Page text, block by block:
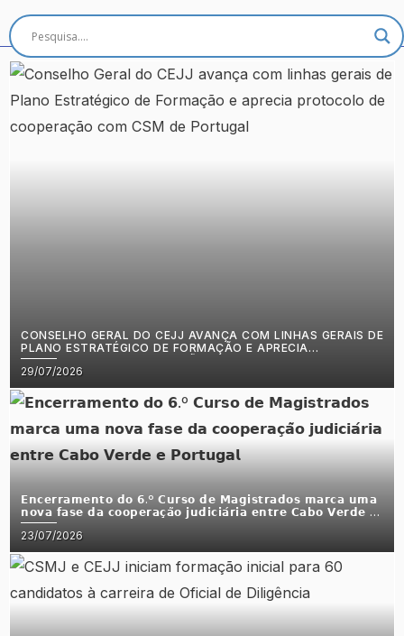
CONSELHO GERAL DO CEJJ AVANÇA COM LINHAS GERAIS DE
PLANO ESTRATÉGICO DE FORMAÇÃO E APRECIA
PROTOCOLO DE COOPERAÇÃO COM CSM DE PORTUGAL
Posted
on
29/07/2026
𝗘𝗻𝗰𝗲𝗿𝗿𝗮𝗺𝗲𝗻𝘁𝗼 𝗱𝗼 𝟲.º 𝗖𝘂𝗿𝘀𝗼 𝗱𝗲 𝗠𝗮𝗴𝗶𝘀𝘁𝗿𝗮𝗱𝗼𝘀 𝗺𝗮𝗿𝗰𝗮 𝘂𝗺𝗮
𝗻𝗼𝘃𝗮 𝗳𝗮𝘀𝗲 𝗱𝗮 𝗰𝗼𝗼𝗽𝗲𝗿𝗮𝗰̧𝗮̃𝗼 𝗷𝘂𝗱𝗶𝗰𝗶𝗮́𝗿𝗶𝗮 𝗲𝗻𝘁𝗿𝗲 𝗖𝗮𝗯𝗼 𝗩𝗲𝗿𝗱𝗲 𝗲
𝗣𝗼𝗿𝘁𝘂𝗴𝗮𝗹
Posted
on
23/07/2026